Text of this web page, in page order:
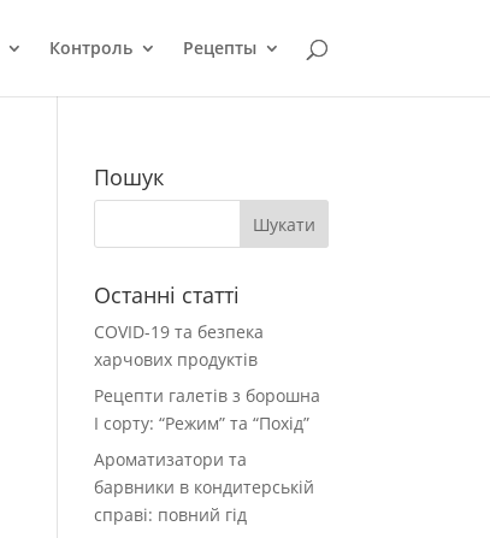
Контроль Рецепты
Пошук
Останні статті
COVID-19 та безпека
харчових продуктів
Рецепти галетів з борошна
І сорту: “Режим” та “Похід”
Ароматизатори та
барвники в кондитерській
справі: повний гід